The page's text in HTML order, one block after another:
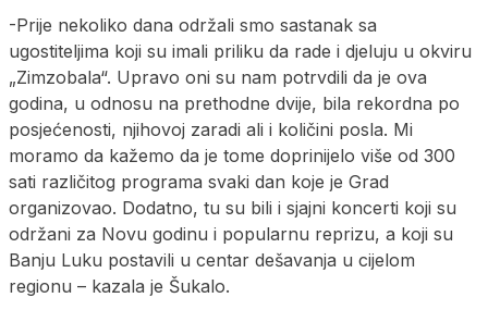
-Prije nekoliko dana održali smo sastanak sa
ugostiteljima koji su imali priliku da rade i djeluju u okviru
„Zimzobala“. Upravo oni su nam potrvdili da je ova
godina, u odnosu na prethodne dvije, bila rekordna po
posjećenosti, njihovoj zaradi ali i količini posla. Mi
moramo da kažemo da je tome doprinijelo više od 300
sati različitog programa svaki dan koje je Grad
organizovao. Dodatno, tu su bili i sjajni koncerti koji su
održani za Novu godinu i popularnu reprizu, a koji su
Banju Luku postavili u centar dešavanja u cijelom
regionu – kazala je Šukalo.